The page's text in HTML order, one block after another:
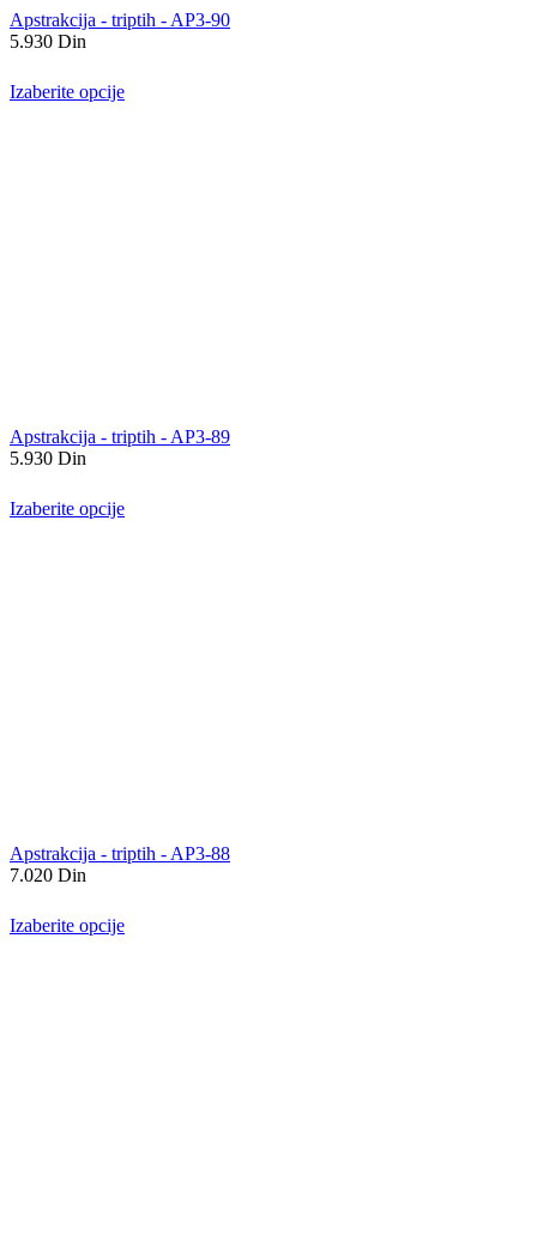
Apstrakcija - triptih - AP3-90
5.930 Din
Izaberite opcije
Apstrakcija - triptih - AP3-89
5.930 Din
Izaberite opcije
Apstrakcija - triptih - AP3-88
7.020 Din
Izaberite opcije